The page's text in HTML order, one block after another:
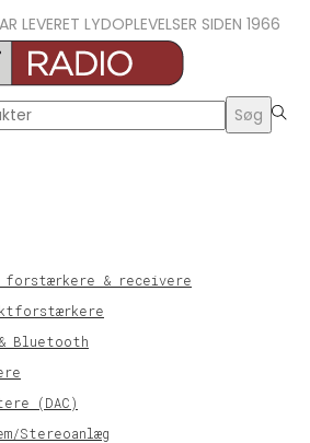
LEVERET LYDOPLEVELSER SIDEN 1966
Søg
& receivere
Bluetooth
(DAC)
Stereoanlæg